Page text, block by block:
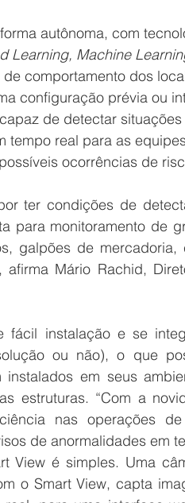
autônoma, com
Learning, Machine
comportamento dos
configuração prévia ou
de detectar
tempo real para as
ocorrências de
ter condições de
para monitoramento de
galpões de mercadoria,
Mário Rachid,
instalação e se
ou não), o que
em seus
estruturas. “Com a
nas operações
de anormalidades em
View é simples. Uma
o Smart View, capta